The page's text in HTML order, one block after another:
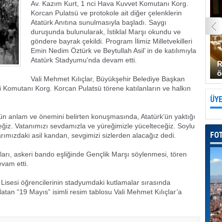
Av. Kazım Kurt, 1 nci Hava Kuvvet Komutanı Korg.
Korcan Pulatsü ve protokole ait diğer çelenklerin
Atatürk Anıtına sunulmasıyla başladı. Saygı
duruşunda bulunularak, İstiklal Marşı okundu ve
göndere bayrak çekildi. Program İlimiz Milletvekilleri
Emin Nedim Öztürk ve Beytullah Asil’ in de katılımıyla
Atatürk Stadyumu'nda devam etti.
Vali Mehmet Kılıçlar, Büyükşehir Belediye Başkan
Korg. Korcan Pulatsü törene katılanların ve halkın
anlam ve önemini belirten konuşmasında, Atatürk’ün yaktığı
Vatanımızı sevdamızla ve yüreğimizle yücelteceğiz. Soylu
asil kandan, sevgimizi sizlerden alacağız dedi.
askeri bando eşliğinde Gençlik Marşı söylenmesi, tören
etti.
öğrencilerinin stadyumdaki kutlamalar sırasında
“19 Mayıs” isimli resim tablosu Vali Mehmet Kılıçlar’a